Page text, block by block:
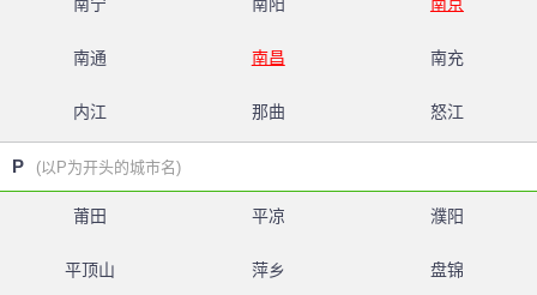
南通 南昌 南充
内江 那曲 怒江
P (以P为开头的城市名)
莆田 平凉 濮阳
平顶山 萍乡 盘锦